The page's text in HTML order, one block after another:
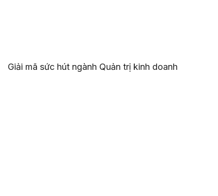
Giải mã sức hút ngành Quản trị kinh doanh